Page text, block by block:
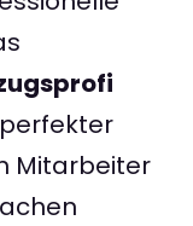
Mitarbeiter